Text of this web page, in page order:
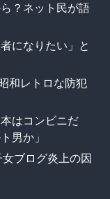
？ネット民が語
になりたい」と
和レトロな防犯
はコンビニだ
男か」
女ブログ炎上の因